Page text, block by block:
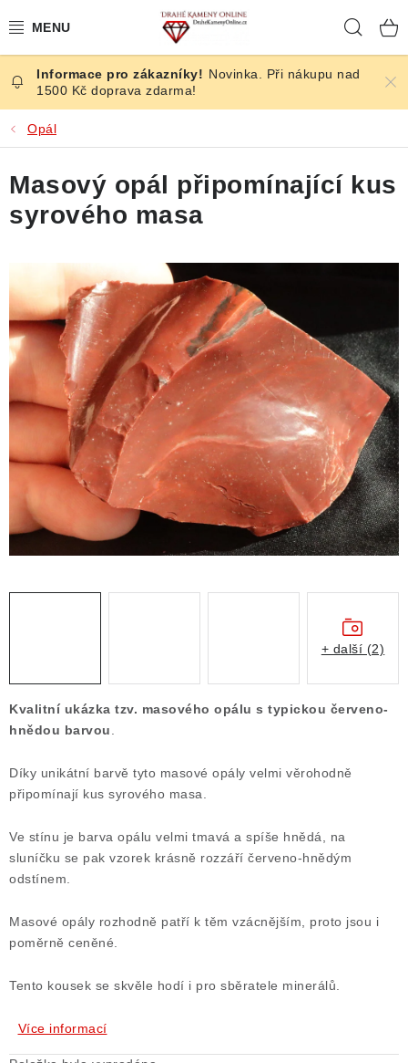
na
ČESKÉ KAMENY
ŠPERKY
KAMENY ZE SVĚTA
BROUŠENÉ
SLEVY
ÚČINKY
KRYSTALY
ČLÁNKY
NALEZIŠTĚ
NÁŠ PŘÍBĚH
Ochrana osobních údajů
Formulář pro uplatnění reklamace
Poučení o právu na odstoupení od smlouvy
Novinka. Při nákupu nad
1500 Kč doprava zdarma!
Opál
Kvalitní ukázka tzv. masového opálu s typickou červeno-
hnědou barvou
Díky unikátní barvě tyto masové opály velmi věrohodně
připomínají kus syrového masa.
Ve stínu je barva opálu velmi tmavá a spíše hnědá, na
sluníčku se pak vzorek krásně rozzáří červeno-hnědým
odstínem.
Masové opály rozhodně patří k těm vzácnějším, proto jsou i
poměrně ceněné.
Tento kousek se skvěle hodí i pro sběratele minerálů.
Více informací
Masový opál připomínající kus
syrového masa
+ další (2)